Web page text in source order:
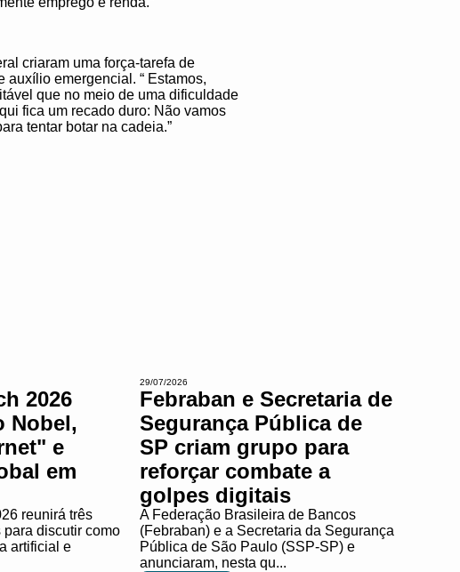
criaram uma força-tarefa de
auxílio emergencial. “ Estamos,
que no meio de uma dificuldade
fica um recado duro: Não vamos
tentar botar na cadeia.”
2026
Nobel,
e
em
reunirá três
discutir como
artificial e
29/07/2026
Febraban e Secretaria de
Segurança Pública de
SP criam grupo para
reforçar combate a
golpes digitais
A Federação Brasileira de Bancos
(Febraban) e a Secretaria da Segurança
Pública de São Paulo (SSP-SP) e
anunciaram, nesta qu...